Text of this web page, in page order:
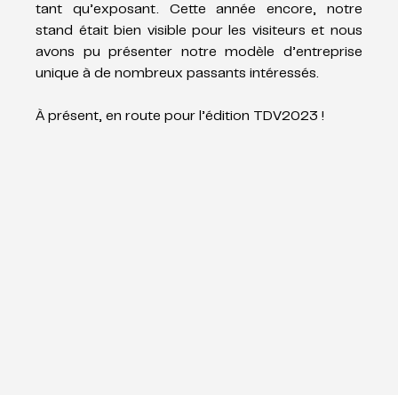
tant qu’exposant. Cette année encore, notre
stand était bien visible pour les visiteurs et nous
avons pu présenter notre modèle d’entreprise
unique à de nombreux passants intéressés.
À présent, en route pour l’édition TDV2023 !